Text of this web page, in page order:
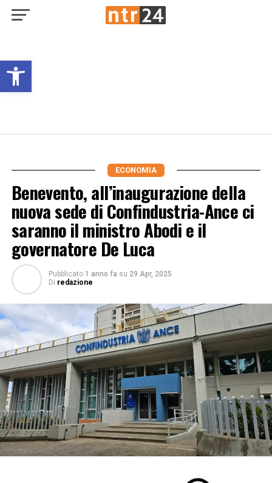
Open toolbar
ECONOMIA
Benevento, all’inaugurazione della
nuova sede di Confindustria-Ance ci
saranno il ministro Abodi e il
governatore De Luca
Pubblicato 1 anno fa su 29 Apr, 2025
Di redazione